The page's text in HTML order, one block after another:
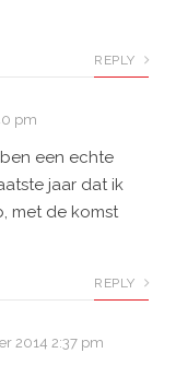
REPLY
pm
een echte
jaar dat ik
met de komst
REPLY
2014 2:37 pm